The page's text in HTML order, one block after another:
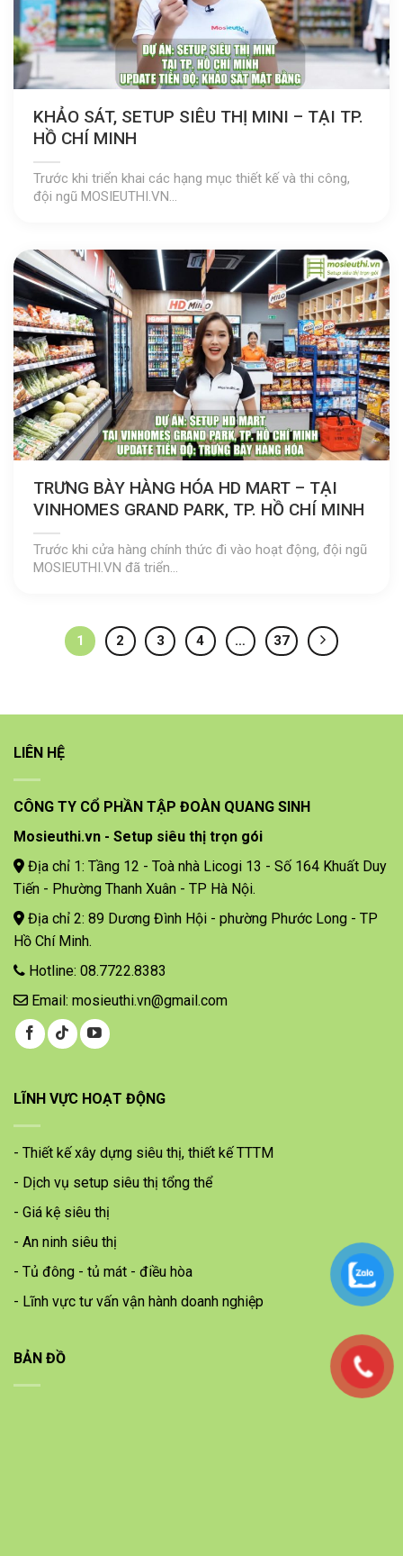
KHẢO SÁT, SETUP SIÊU THỊ MINI – TẠI TP.
HỒ CHÍ MINH
Trước khi triển khai các hạng mục thiết kế và thi công,
đội ngũ MOSIEUTHI.VN...
TRƯNG BÀY HÀNG HÓA HD MART – TẠI
VINHOMES GRAND PARK, TP. HỒ CHÍ MINH
Trước khi cửa hàng chính thức đi vào hoạt động, đội ngũ
MOSIEUTHI.VN đã triển...
1 2 3 4 … 37
LIÊN HỆ
CÔNG TY CỔ PHẦN TẬP ĐOÀN QUANG SINH
Mosieuthi.vn - Setup siêu thị trọn gói
Địa chỉ 1: Tầng 12 - Toà nhà Licogi 13 - Số 164 Khuất Duy
Tiến - Phường Thanh Xuân - TP Hà Nội.
Địa chỉ 2: 89 Dương Đình Hội - phường Phước Long - TP
Hồ Chí Minh.
Hotline: 08.7722.8383
Email: mosieuthi.vn@gmail.com
LĨNH VỰC HOẠT ĐỘNG
- Thiết kế xây dựng siêu thị, thiết kế TTTM
- Dịch vụ setup siêu thị tổng thể
- Giá kệ siêu thị
- An ninh siêu thị
- Tủ đông - tủ mát - điều hòa
- Lĩnh vực tư vấn vận hành doanh nghiệp
BẢN ĐỒ